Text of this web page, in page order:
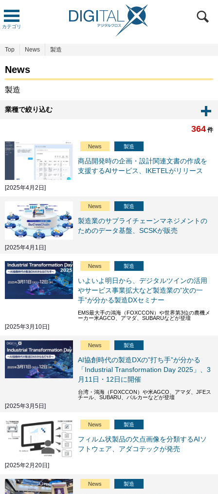
カテゴリ
Top News 製造
News
製造
業種で絞り込む
364 件
News 製造
商品開発時の企画・設計関連文書の作成を
支援するAIサービス、IKETELがリリース
[2025年4月2日]
News 製造
製造業のサプライチェーンマネジメントの
ためのデータ基盤、SCSKが販売
[2025年4月1日]
News 製造
いよいよ明日から、デジタルツインの活用
やサービス事業拡大など製造業の”次の一
手”が分かる製造DXセミナー
EMS最大手の鴻海（FOXCCON）や世界第3位の農機メ
ーカー米AGCO、アマダ、SUBARUなどが登壇
[2025年3月10日]
News 製造
AI協創時代の製造DXの”打ち手”が分かる
「Industrial Transformation Day 2025」、3
月11日・12日に開催
台湾・鴻海（FOXCCON）や米AGCO、アマダ、JFEス
チール、SUBARU、バルカーなどが登壇
[2025年3月5日]
News 製造
フィルム状製品の欠点画像を分類するAIソ
フトウェア、アダコテックが発売
[2025年2月20日]
News 製造